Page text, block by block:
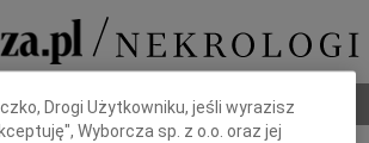
Poradnik pogrzebowy
Drogi Użytkowniku, jeśli wyrazisz
Wyborcza sp. z o.o. oraz jej